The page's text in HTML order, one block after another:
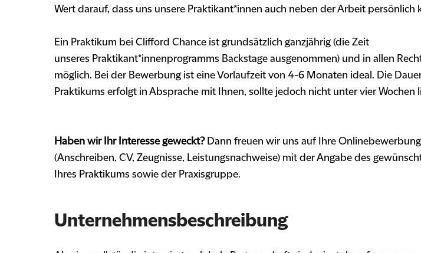
Wert darauf, dass uns unsere Praktikant*innen auch neben der Arbeit persönlich
Ein Praktikum bei Clifford Chance ist grundsätzlich ganzjährig (die Zeit
unseres Praktikant*innenprogramms Backstage ausgenommen) und in allen
möglich. Bei der Bewerbung ist eine Vorlaufzeit von 4-6 Monaten ideal. Die
Praktikums erfolgt in Absprache mit Ihnen, sollte jedoch nicht unter vier Wochen
Haben wir Ihr Interesse geweckt? Dann freuen wir uns auf Ihre Onlinebewerbung
(Anschreiben, CV, Zeugnisse, Leistungsnachweise) mit der Angabe des
Ihres Praktikums sowie der Praxisgruppe.
Unternehmensbeschreibung